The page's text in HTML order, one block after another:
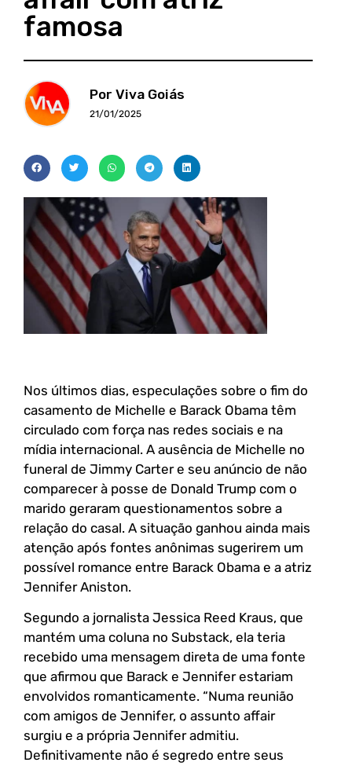
famosa
Por Viva Goiás
21/01/2025
Nos últimos dias, especulações sobre o fim do
casamento de Michelle e Barack Obama têm
circulado com força nas redes sociais e na
mídia internacional. A ausência de Michelle no
funeral de Jimmy Carter e seu anúncio de não
comparecer à posse de Donald Trump com o
marido geraram questionamentos sobre a
relação do casal. A situação ganhou ainda mais
atenção após fontes anônimas sugerirem um
possível romance entre Barack Obama e a atriz
Jennifer Aniston.
Segundo a jornalista Jessica Reed Kraus, que
mantém uma coluna no Substack, ela teria
recebido uma mensagem direta de uma fonte
que afirmou que Barack e Jennifer estariam
envolvidos romanticamente. “Numa reunião
com amigos de Jennifer, o assunto affair
surgiu e a própria Jennifer admitiu.
Definitivamente não é segredo entre seus